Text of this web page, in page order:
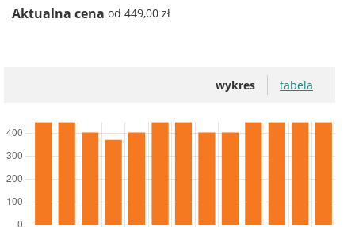
Aktualna cena od 449,00 zł
wykres tabela